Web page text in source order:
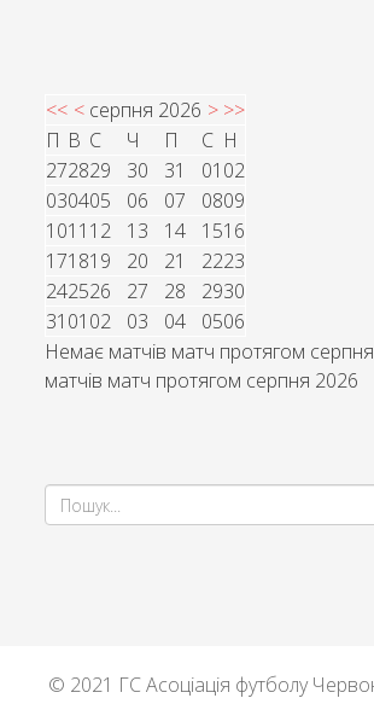
<< < серпня 2026 > >>
П В С Ч П С Н
272829 30 31 01 02
030405 06 07 0809
1011 12 13 14 1516
171819 20 21 2223
242526 27 28 2930
31 01 02 03 04 0506
Немає матчів матч протягом
матчів матч протягом серпня 2026
© 2021 ГС Асоціація футболу